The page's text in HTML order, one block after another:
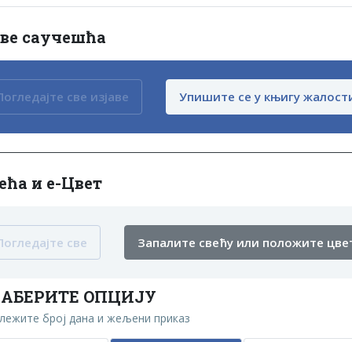
саучешћа
све изјаве Упишите се у књигу
и е-Цвет
све Запалите свећу или положите
ОПЦИЈУ
број дана и жељени приказ